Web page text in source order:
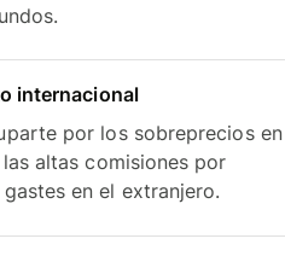
internacional
por los sobreprecios en
altas comisiones por
en el extranjero.